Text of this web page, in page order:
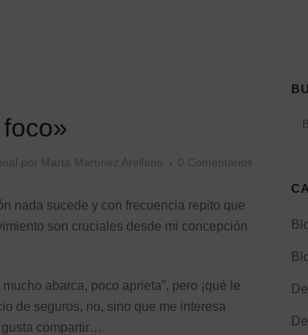
por Marta Martínez Arellano 0 Comentarios
nada sucede y con frecuencia repito que
son cruciales desde mi concepción
abarca, poco aprieta”, pero ¡qué le
de seguros, no, sino que me interesa
gusta compartir…